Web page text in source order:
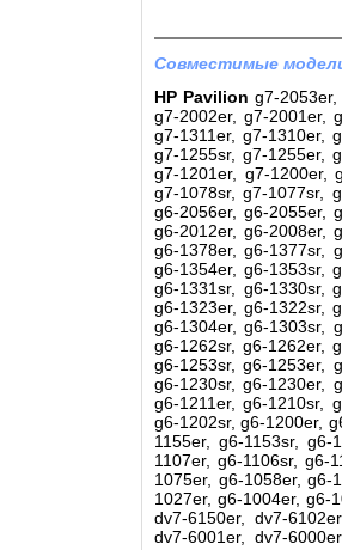
Совместимые
HP Pavilion g7-
g7-2002er, g7-2001er,
g7-1311er, g7-1310er,
g7-1255sr, g7-1255er,
g7-1201er, g7-1200er,
g7-1078sr, g7-1077sr,
g6-2056er, g6-2055er,
g6-2012er, g6-2008er,
g6-1378er, g6-1377sr,
g6-1354er, g6-1353sr,
g6-1331sr, g6-1330sr,
g6-1323er, g6-1322sr,
g6-1304er, g6-1303sr,
g6-1262sr, g6-1262er,
g6-1253sr, g6-1253er,
g6-1230sr, g6-1230er,
g6-1211er, g6-1210sr,
g6-1202sr, g6-1200er,
1155er, g6-1153sr, g6-
1107er, g6-1106sr, g6-
1075er, g6-1058er, g6-
1027er, g6-1004er, g6-
dv7-6150er, dv7-
dv7-6001er, dv7-